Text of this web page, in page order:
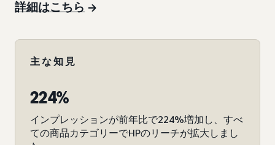
詳細はこちら
主な知見
224%
インプレッションが前年比で224%増加し、すべ
ての商品カテゴリーでHPのリーチが拡大しまし